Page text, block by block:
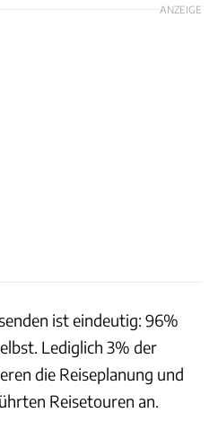
ANZEIGE
ist eindeutig: 96%
Lediglich 3% der
die Reiseplanung und
Reisetouren an.